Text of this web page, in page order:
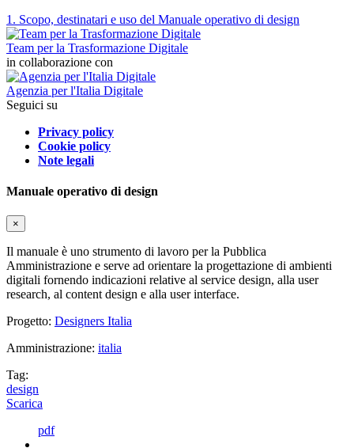
1. Scopo, destinatari e uso del Manuale operativo di design
Team per la Trasformazione Digitale
in collaborazione con
Agenzia per l'Italia Digitale
Seguici su
Privacy policy
Cookie policy
Note legali
Manuale operativo di design
×
Il manuale è uno strumento di lavoro per la Pubblica
Amministrazione e serve ad orientare la progettazione di ambienti
digitali fornendo indicazioni relative al service design, alla user
research, al content design e alla user interface.
Progetto: Designers Italia
Amministrazione: italia
Tag:
design
Scarica
pdf